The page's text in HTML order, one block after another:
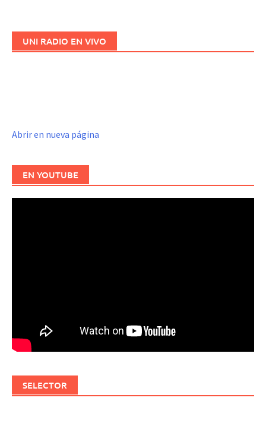
UNI RADIO EN VIVO
Abrir en nueva página
EN YOUTUBE
SELECTOR